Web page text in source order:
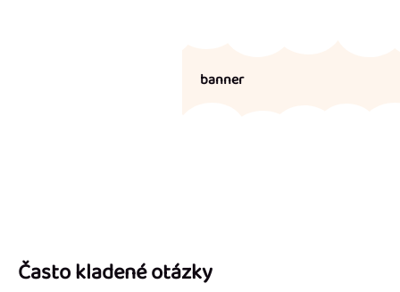
banner
Často kladené otázky